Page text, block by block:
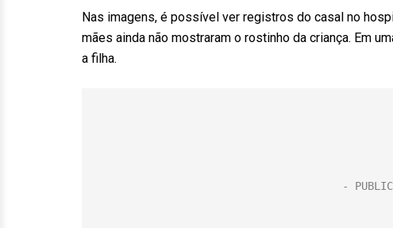
Nas imagens, é possível ver registros do casal no
mães ainda não mostraram o rostinho da criança. Em
a filha.